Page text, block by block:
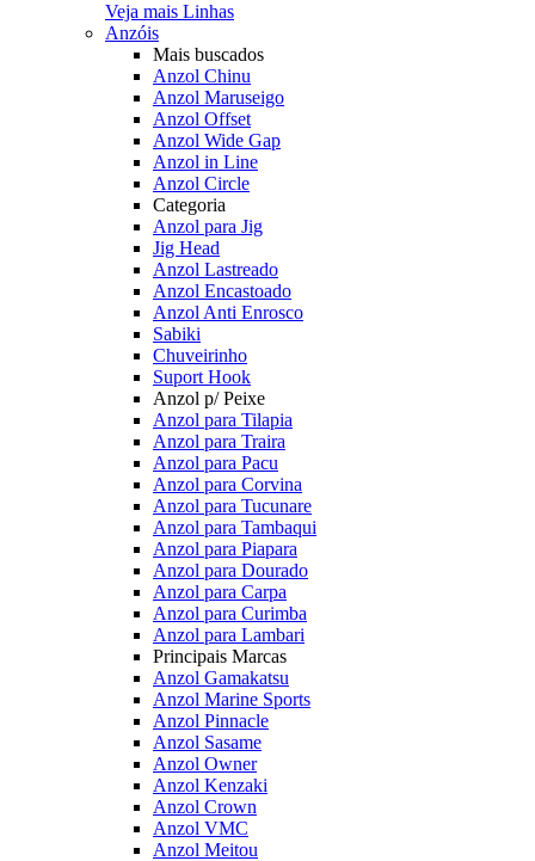
Veja mais Linhas
Anzóis
Mais buscados
Anzol Chinu
Anzol Maruseigo
Anzol Offset
Anzol Wide Gap
Anzol in Line
Anzol Circle
Categoria
Anzol para Jig
Jig Head
Anzol Lastreado
Anzol Encastoado
Anzol Anti Enrosco
Sabiki
Chuveirinho
Suport Hook
Anzol p/ Peixe
Anzol para Tilapia
Anzol para Traira
Anzol para Pacu
Anzol para Corvina
Anzol para Tucunare
Anzol para Tambaqui
Anzol para Piapara
Anzol para Dourado
Anzol para Carpa
Anzol para Curimba
Anzol para Lambari
Principais Marcas
Anzol Gamakatsu
Anzol Marine Sports
Anzol Pinnacle
Anzol Sasame
Anzol Owner
Anzol Kenzaki
Anzol Crown
Anzol VMC
Anzol Meitou